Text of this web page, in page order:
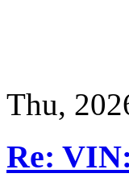
Thu,
Re: